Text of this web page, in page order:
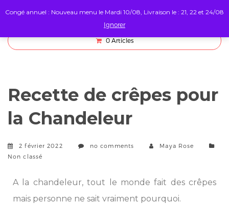
0 Articles
Recette de crêpes pour
la Chandeleur
2 février 2022 no comments
Maya Rose
Non classé
A la chandeleur, tout le monde fait des crêpes
mais personne ne sait vraiment pourquoi.
Congé annuel : Nouveau menu le Mardi 10/08, Livraison le : 21, 22 et 24/08
Ignorer